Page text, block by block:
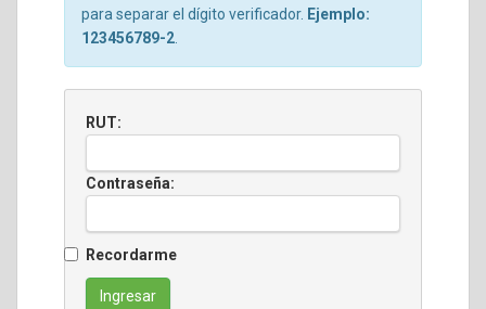
para separar el dígito verificador. Ejemplo:
123456789-2
RUT:
Contraseña:
Recordarme